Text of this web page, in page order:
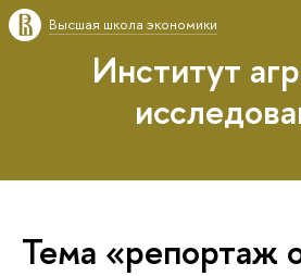
Высшая школа экономики
Институт
Тема «репортаж